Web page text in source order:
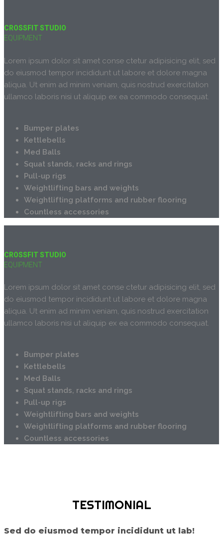
CROSSFIT STUDIO
EQUIPMENT
Lorem ipsum dolor sit amet conse ctetur adipisicing elit, sed
do eiusmod tempor incididunt ut labore et dolore magna
aliqua. Ut enim ad minim veniam, quis nostrud exercitation
ullamco laboris nisi ut aliquip ex ea commodo consequat.
Bumper plates
Kettlebells
Med Balls
Squat stands, racks and rings
Pull-up rigs
Weightlifting bars and weights
Weightlifting platforms and rubber flooring
Countless accessories
CROSSFIT STUDIO
EQUIPMENT
Lorem ipsum dolor sit amet conse ctetur adipisicing elit, sed
do eiusmod tempor incididunt ut labore et dolore magna
aliqua. Ut enim ad minim veniam, quis nostrud exercitation
ullamco laboris nisi ut aliquip ex ea commodo consequat.
Bumper plates
Kettlebells
Med Balls
Squat stands, racks and rings
Pull-up rigs
Weightlifting bars and weights
Weightlifting platforms and rubber flooring
Countless accessories
TESTIMONIAL
Sed do eiusmod tempor incididunt ut lab!